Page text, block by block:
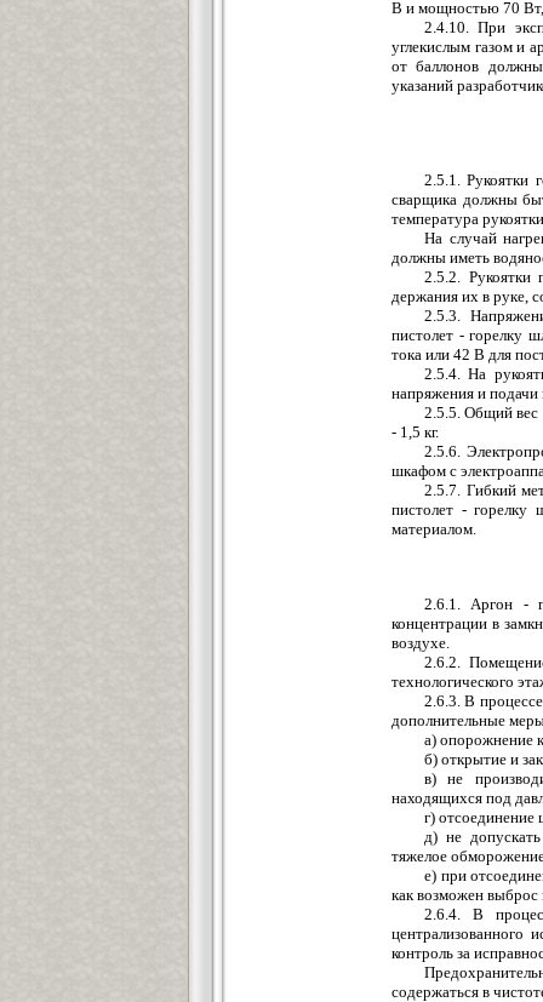
В и мощностью 70 Вт,
2.4.10. При
углекислым газом и
от баллонов
указаний
2.5.1. Рукоятки
сварщика должны
температура
На случай
должны иметь
2.5.2. Рукоятки
держания их в руке,
2.5.3.
пистолет - горелку
тока или 42 В для
2.5.4. На
напряжения и подачи
2.5.5. Общий вес
- 1,5 кг.
2.5.6.
шкафом с
2.5.7. Гибкий
пистолет - горелку
материалом.
2.6.1. Аргон -
концентрации в
воздухе.
2.6.2.
технологического
2.6.3. В
дополнительные
а) опорожнение
б) открытие и
в) не
находящихся под
г) отсоединение
д) не
тяжелое
е) при
как возможен выброс
2.6.4. В
централизованного
контроль за
содержаться в